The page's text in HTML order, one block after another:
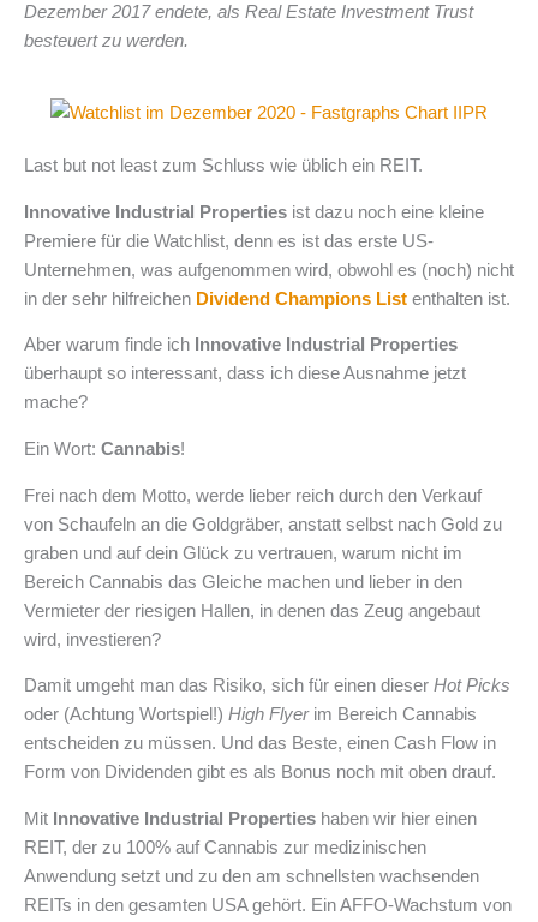
Dezember 2017 endete, als Real Estate Investment Trust
besteuert zu werden.
Last but not least zum Schluss wie üblich ein REIT.
Innovative Industrial Properties ist dazu noch eine kleine
Premiere für die Watchlist, denn es ist das erste US-
Unternehmen, was aufgenommen wird, obwohl es (noch) nicht
in der sehr hilfreichen Dividend Champions List enthalten ist.
Aber warum finde ich Innovative Industrial Properties
überhaupt so interessant, dass ich diese Ausnahme jetzt
mache?
Ein Wort: Cannabis!
Frei nach dem Motto, werde lieber reich durch den Verkauf
von Schaufeln an die Goldgräber, anstatt selbst nach Gold zu
graben und auf dein Glück zu vertrauen, warum nicht im
Bereich Cannabis das Gleiche machen und lieber in den
Vermieter der riesigen Hallen, in denen das Zeug angebaut
wird, investieren?
Damit umgeht man das Risiko, sich für einen dieser Hot Picks
oder (Achtung Wortspiel!) High Flyerim Bereich Cannabis
entscheiden zu müssen. Und das Beste, einen Cash Flow in
Form von Dividenden gibt es als Bonus noch mit oben drauf.
Mit Innovative Industrial Properties haben wir hier einen
REIT, der zu 100% auf Cannabis zur medizinischen
Anwendung setzt und zu den am schnellsten wachsenden
REITs in den gesamten USA gehört. Ein AFFO-Wachstum von